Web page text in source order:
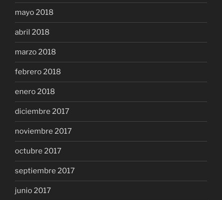
mayo 2018
abril 2018
marzo 2018
febrero 2018
enero 2018
diciembre 2017
noviembre 2017
octubre 2017
septiembre 2017
junio 2017